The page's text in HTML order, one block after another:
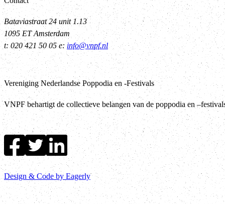
Bataviastraat 24 unit 1.13
1095 ET Amsterdam
t: 020 421 50 05 e: info@vnpf.nl
Vereniging Nederlandse Poppodia en -Festivals
VNPF behartigt de collectieve belangen van de poppodia en
Design & Code by Eagerly